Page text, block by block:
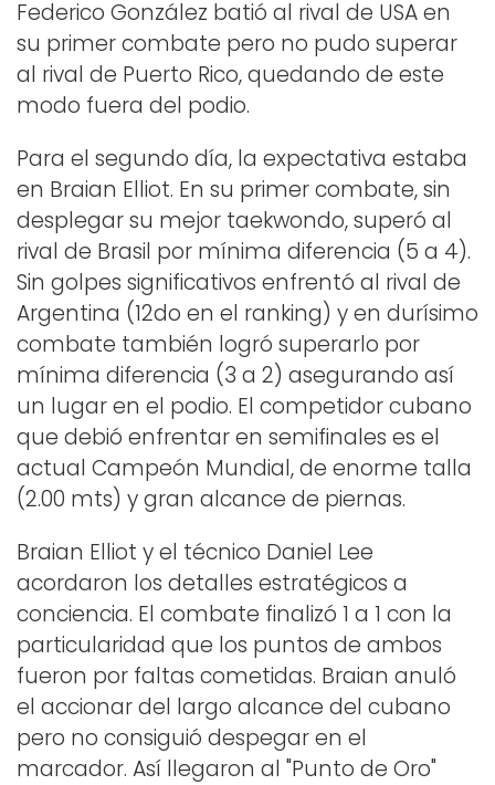
Federico González batió al rival de USA en
su primer combate pero no pudo superar
al rival de Puerto Rico, quedando de este
modo fuera del podio.
Para el segundo día, la expectativa estaba
en Braian Elliot. En su primer combate, sin
desplegar su mejor taekwondo, superó al
rival de Brasil por mínima diferencia (5 a 4).
Sin golpes significativos enfrentó al rival de
Argentina (12do en el ranking) y en durísimo
combate también logró superarlo por
mínima diferencia (3 a 2) asegurando así
un lugar en el podio. El competidor cubano
que debió enfrentar en semifinales es el
actual Campeón Mundial, de enorme talla
(2.00 mts) y gran alcance de piernas.
Braian Elliot y el técnico Daniel Lee
acordaron los detalles estratégicos a
conciencia. El combate finalizó 1 a 1 con la
particularidad que los puntos de ambos
fueron por faltas cometidas. Braian anuló
el accionar del largo alcance del cubano
pero no consiguió despegar en el
marcador. Así llegaron al "Punto de Oro"